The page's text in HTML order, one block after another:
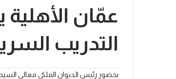
عمّان
التدريب
بحضور رئيس الديوان الملكي معالي